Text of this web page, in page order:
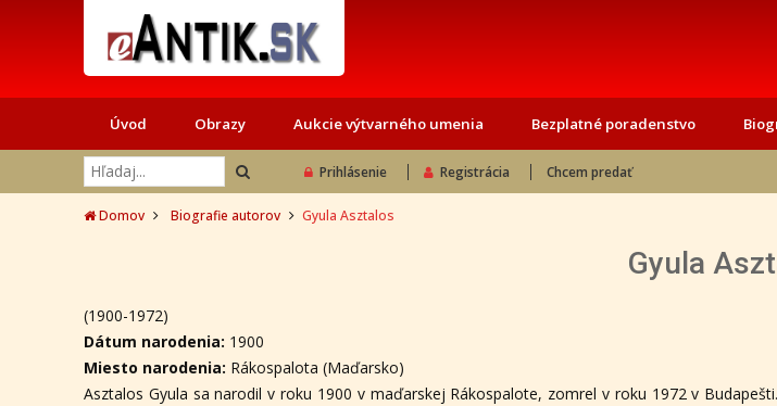
Úvod Obrazy Aukcie výtvarného umenia Bezplatné poradenstvo
Prihlásenie Registrácia Chcem predať
Domov Biografie autorov Gyula Asztalos
Gyula
(1900-1972)
Dátum narodenia: 1900
Miesto narodenia: Rákospalota (Maďarsko)
Asztalos Gyula sa narodil v roku 1900 v maďarskej Rákospalote, zomrel v roku 1972 v